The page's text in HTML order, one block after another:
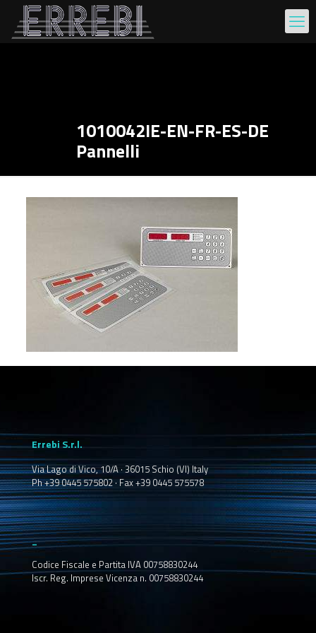
1010042IE-EN-FR-ES-DE
Pannelli
Errebi S.r.l.
Via Lago di Vico, 10/A · 36015 Schio (VI) Italy
Ph +39 0445 575802 · Fax +39 0445 575578
_
Codice Fiscale e Partita IVA 00758830244
Iscr. Reg. Imprese Vicenza n. 00758830244